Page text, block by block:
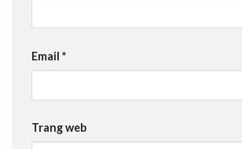
Email *
Trang web